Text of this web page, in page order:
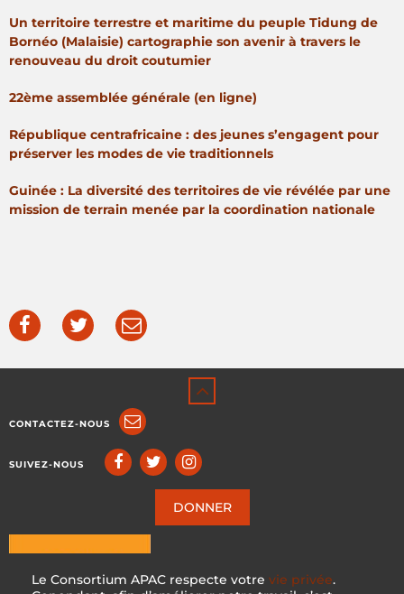
Le Consortium APAC respecte votre vie privée.
Un territoire terrestre et maritime du peuple Tidung de
Bornéo (Malaisie) cartographie son avenir à travers le
renouveau du droit coutumier
22ème assemblée générale (en ligne)
République centrafricaine : des jeunes s’engagent pour
préserver les modes de vie traditionnels
Guinée : La diversité des territoires de vie révélée par une
mission de terrain menée par la coordination nationale
CONTACTEZ-NOUS
SUIVEZ-NOUS
DONNER